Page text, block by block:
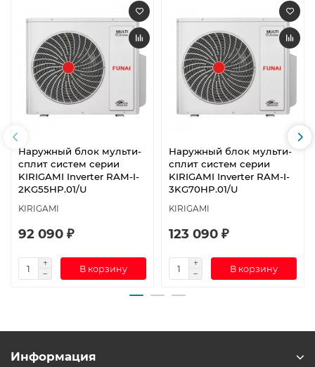
Наружный блок мульти-
сплит систем серии
KIRIGAMI Inverter RAM-I-
2KG55HP.01/U
KIRIGAMI
92 090 ₽
В корзину
Наружный блок мульти-
сплит систем серии
KIRIGAMI Inverter RAM-I-
3KG70HP.01/U
KIRIGAMI
123 090 ₽
В корзину
Информация